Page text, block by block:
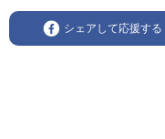
シェアして応援する